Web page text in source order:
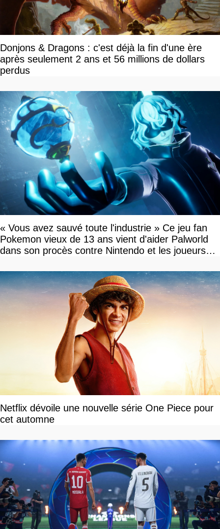
Donjons & Dragons : c'est déjà la fin d'une ère
après seulement 2 ans et 56 millions de dollars
perdus
« Vous avez sauvé toute l'industrie » Ce jeu fan
Pokemon vieux de 13 ans vient d'aider Palworld
dans son procès contre Nintendo et les joueurs
Netflix dévoile une nouvelle série One Piece pour
cet automne